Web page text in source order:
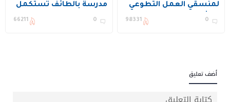
لمنسقي العمل التطوعي
بمشاركة 400 منسق
0
98331
مدرسة بالطائف تستكمل
استعداداتها لانطلاقة
اختبارات نهاية الفصل
0
66211
أضف تعليق